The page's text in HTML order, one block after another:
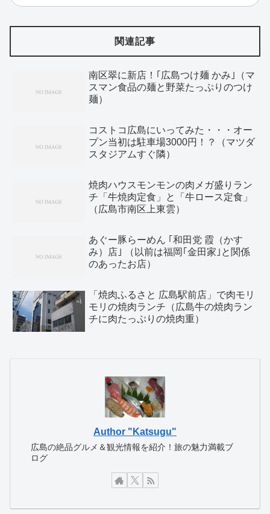
関連記事
南区翠に新店！｢広島つけ麺 かみ｣（マ
スマン食品の麺と野菜たっぷりのつけ
麺）
コストコ広島にいってみた・・・オー
プン当初は駐車場3000円！？（マツダ
スタジアムすぐ隣）
焼肉ハウスモンモンの肉メガ盛りラン
チ「牛焼肉定食」と「牛ロース定食」
（広島市南区上東雲）
あぐー豚らーめん ｢和田党 霞（かす
み）店｣ （以前は福岡｢金田家｣と関係
のあったお店）
「焼肉ふるさと 広島駅前店」で肉モリ
モリの焼肉ランチ（広島牛の焼肉ラン
チに肉たっぷりの焼肉重）
Author "Katsugu"
広島の絶品グルメ＆観光情報を紹介！旅の魅力満載ブ
ログ